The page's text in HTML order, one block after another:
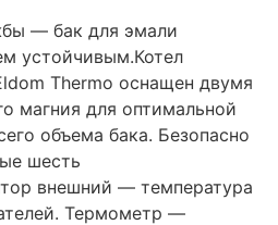
— бак для эмали
устойчивым.Котел
Thermo оснащен двумя
магния для оптимальной
объема бака. Безопасно
шесть
внешний — температура
Термометр —